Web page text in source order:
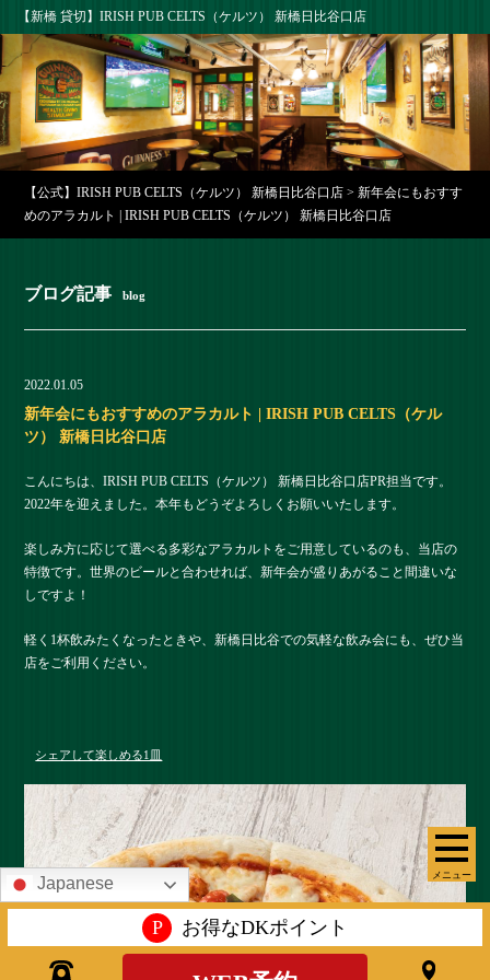
【新橋 貸切】IRISH PUB CELTS（ケルツ） 新橋日比谷口店
メニュー
【公式】IRISH PUB CELTS（ケルツ） 新橋日比谷口店 >新年会にもおすす
めのアラカルト | IRISH PUB CELTS（ケルツ） 新橋日比谷口店
ブログ記事 blog
2022.01.05
新年会にもおすすめのアラカルト | IRISH PUB CELTS（ケル
ツ） 新橋日比谷口店
こんにちは、IRISH PUB CELTS（ケルツ） 新橋日比谷口店PR担当です。
2022年を迎えました。本年もどうぞよろしくお願いいたします。
楽しみ方に応じて選べる多彩なアラカルトをご用意しているのも、当店の
特徴です。世界のビールと合わせれば、新年会が盛りあがること間違いな
しですよ！
軽く1杯飲みたくなったときや、新橋日比谷での気軽な飲み会にも、ぜひ当
店をご利用ください。
シェアして楽しめる1皿
Japanese
P お得なDKポイント